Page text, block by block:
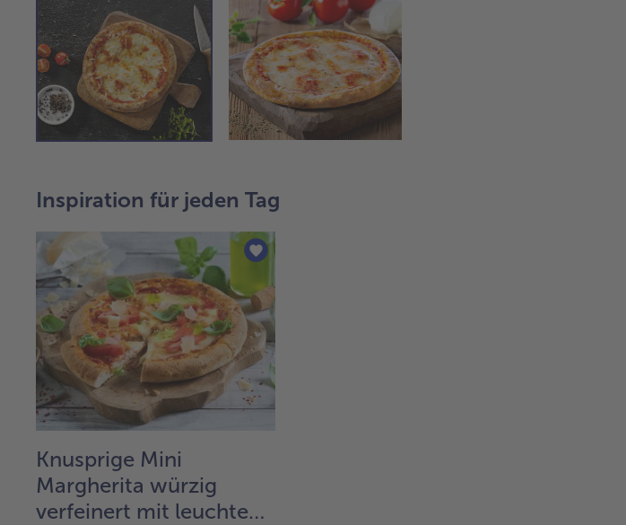
Inspiration für jeden Tag
Knusprige Mini
Margherita würzig
verfeinert mit leuchtend